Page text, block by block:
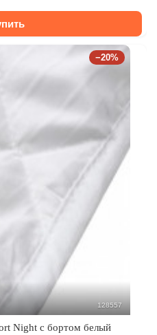
−20%
128557
Night с бортом белый